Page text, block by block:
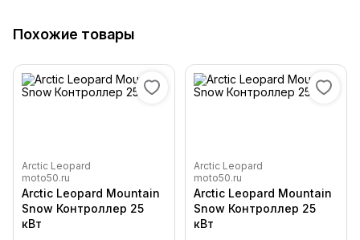
Похожие товары
Arctic Leopard
moto50.ru
Arctic Leopard Mountain
Snow Контроллер 25
кВт
Arctic Leopard
moto50.ru
Arctic Leopard Mountain
Snow Контроллер 25
кВт